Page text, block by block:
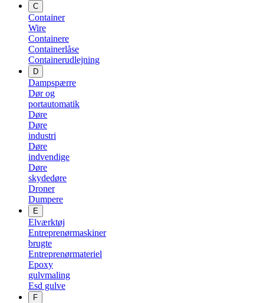
C
Container
Wire
Containere
Containerlåse
Containerudlejning
D
Dampspærre
Dør og
portautomatik
Døre
Døre
industri
Døre
indvendige
Døre
skydedøre
Droner
Dumpere
E
Elværktøj
Entreprenørmaskiner
brugte
Entreprenørmateriel
Epoxy
gulvmaling
Esd gulve
F